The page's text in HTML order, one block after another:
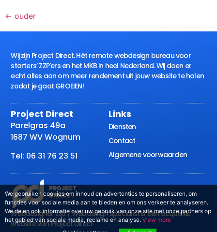
← ouder
Wij zijn Project Direct. Hét remote webdesign bureau voor
starters’ ZZP’ers en het MKB in heel Nederland. Wij doen er
echt alles aan om meer rendement uit jouw website te halen
zodat je gaat GROEIEN!
Project Direct
Parelgras 49a
1687 WV Wognum
Tel: 06 31 76 23 51
Links
Diensten
Contact
Algemene voorwaarden
Webdesigner zzp / Webdesign specialist is een acquisitie
website vanProject Direct
We gebruiken cookies om inhoud en advertenties te personaliseren, om
functies voor sociale media aan te bieden en om ons verkeer te analyseren.
We delen ook informatie over uw gebruik van onze site met onze partners op
het gebied van sociale media, reclame en analyse. View more